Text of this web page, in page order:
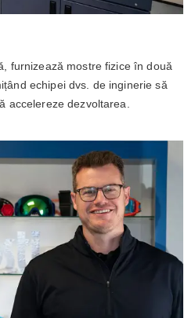
furnizează mostre fizice în două
echipei dvs. de inginerie să
accelereze dezvoltarea.